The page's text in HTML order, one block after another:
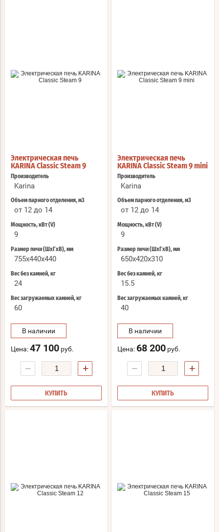
Электрическая печь
KARINA Classic Steam 9
Производитель
Karina
Объем парного отделения, м3
от 12 до 14
Мощность, кВт (V)
9
Размер печи (ШхГхВ), мм
755x440x440
Вес без камней, кг
24
Вес загружаемых камней, кг
60
В наличии
Цена:47 100 руб.
− +
КУПИТЬ
Электрическая печь
KARINA Classic Steam 9 mini
Производитель
Karina
Объем парного отделения, м3
от 12 до 14
Мощность, кВт (V)
9
Размер печи (ШхГхВ), мм
650x420x310
Вес без камней, кг
15.5
Вес загружаемых камней, кг
40
В наличии
Цена: 68 200 руб.
− +
КУПИТЬ